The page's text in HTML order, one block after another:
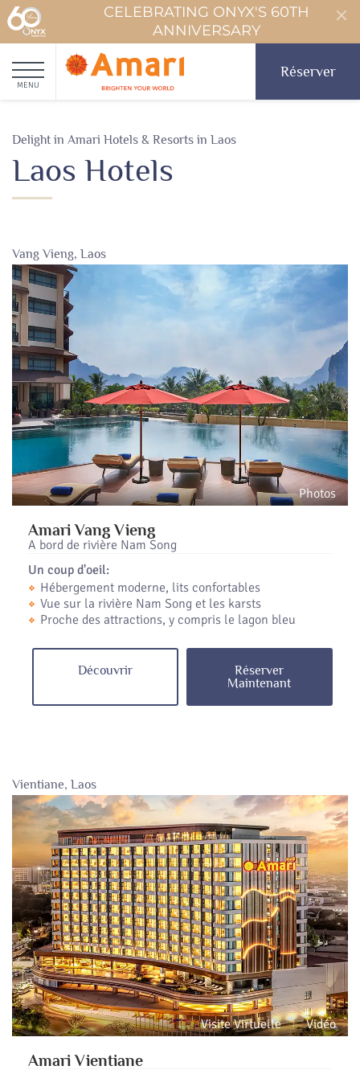
CELEBRATING ONYX'S 60TH
ANNIVERSARY
MENU
Réserver
Delight in Amari Hotels & Resorts in Laos
Laos Hotels
Vang Vieng, Laos
Photos
Amari Vang Vieng
A bord de rivière Nam Song
Un coup d'oeil:
Hébergement moderne, lits confortables
Vue sur la rivière Nam Song et les karsts
Proche des attractions, y compris le lagon bleu
Découvrir
Réserver
Maintenant
Vientiane, Laos
Visite Virtuelle Vidéo
Amari Vientiane